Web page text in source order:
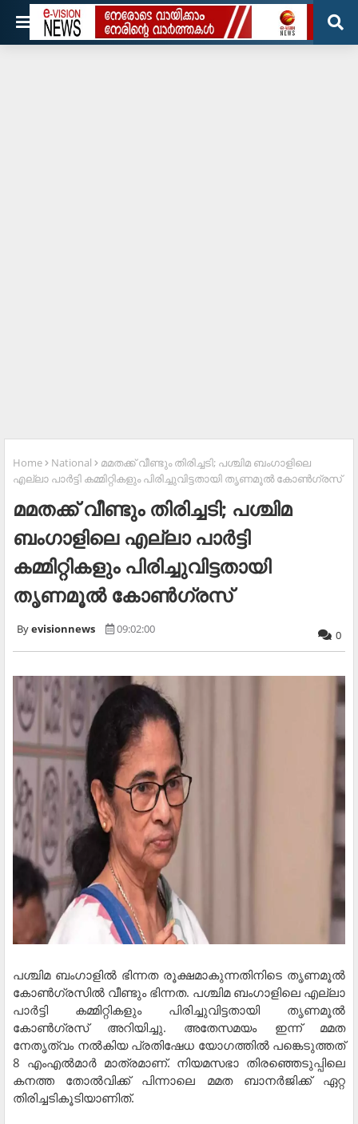
Home National
മമതക്ക് വീണ്ടും തിരിച്ചടി; പശ്ചിമ ബംഗാളിലെ
എല്ലാ പാർട്ടി കമ്മിറ്റികളും പിരിച്ചുവിട്ടതായി തൃണമൂൽ കോൺഗ്രസ്
മമതക്ക് വീണ്ടും തിരിച്ചടി; പശ്ചിമ
ബംഗാളിലെ എല്ലാ പാർട്ടി
കമ്മിറ്റികളും പിരിച്ചുവിട്ടതായി
തൃണമൂൽ കോൺഗ്രസ്
evisionnews 09:02:00 0
പശ്ചിമ ബംഗാളിൽ ഭിന്നത രൂക്ഷമാകുന്നതിനിടെ തൃണമൂൽ
കോൺഗ്രസിൽ വീണ്ടും ഭിന്നത. പശ്ചിമ ബംഗാളിലെ എല്ലാ
പാർട്ടി കമ്മിറ്റികളും പിരിച്ചുവിട്ടതായി തൃണമൂൽ
കോൺഗ്രസ് അറിയിച്ചു. അതേസമയം ഇന്ന് മമത
നേതൃത്വം നൽകിയ പ്രതിഷേധ യോഗത്തിൽ പങ്കെടുത്തത്
8 എംഎൽമാർ മാത്രമാണ്. നിയമസഭാ തിരഞ്ഞെടുപ്പിലെ
കനത്ത തോൽവിക്ക് പിന്നാലെ മമത ബാനർജിക്ക് ഏറ്റ
തിരിച്ചടികൂടിയാണിത്.